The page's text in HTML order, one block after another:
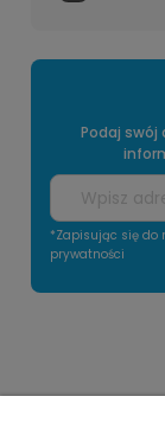
Podaj
*Zapisując się do
prywatności